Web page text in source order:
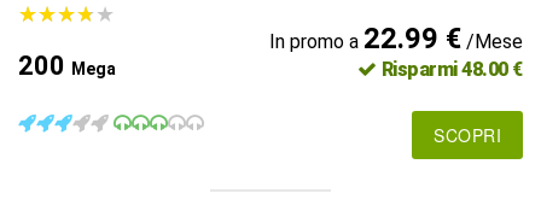
★★★★★
★★★★★
200 Mega
In promo a 22.99 €/Mese
Risparmi 48.00 €
SCOPRI